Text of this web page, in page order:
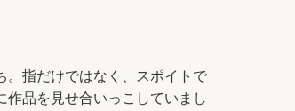
。指だけではなく、スポイトで
品を見せ合いっこしていまし